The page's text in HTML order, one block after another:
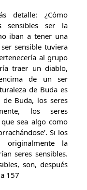
detalle: ¿Cómo
sensibles ser la
iban a tener una
sensible tuviera
al grupo
traer un diablo,
de un ser
de Buda es
Buda, los seres
los seres
sea algo como
Si los
originalmente la
seres sensibles.
son, después
157